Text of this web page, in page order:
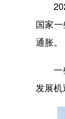
2024
国家
通胀。
一些
发展机